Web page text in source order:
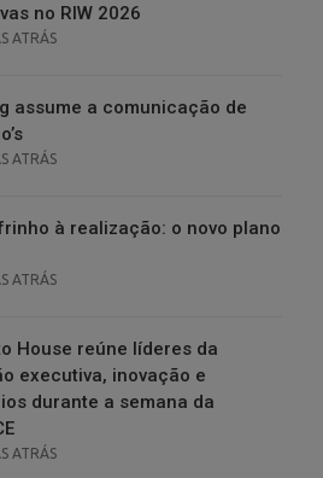
no RIW 2026
ATRÁS
assume a comunicação de
ATRÁS
à realização: o novo plano
ATRÁS
House reúne líderes da
executiva, inovação e
durante a semana da
ATRÁS